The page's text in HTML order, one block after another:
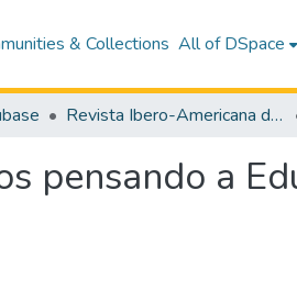
& Collections All of DSpace
Revista Ibero-Americana de Estudos em Educação
pensando a